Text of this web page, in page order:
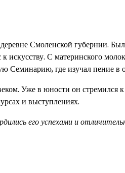
Смоленской губернии.
искусству. С материнского
где изучал пение в
Уже в юности он стремился
и выступлениях.
его успехами и